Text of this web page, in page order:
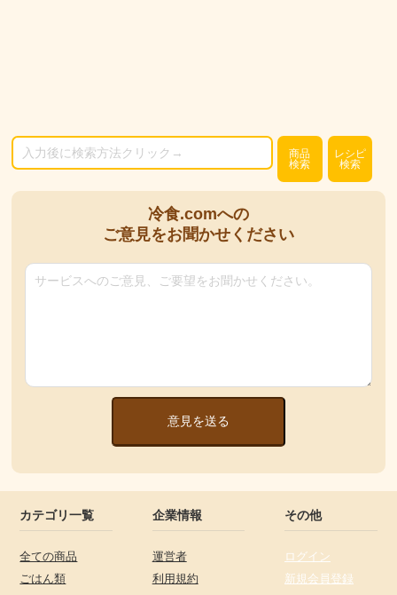
商品
検索
レシピ
検索
冷食.comへの
ご意見をお聞かせください
意見を送る
カテゴリ一覧
全ての商品
ごはん類
企業情報
運営者
利用規約
その他
ログイン
新規会員登録